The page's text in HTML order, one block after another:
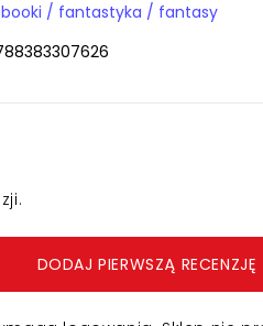
E-booki / fantastyka / fantasy
DODAJ PIERWSZĄ RECENZJĘ